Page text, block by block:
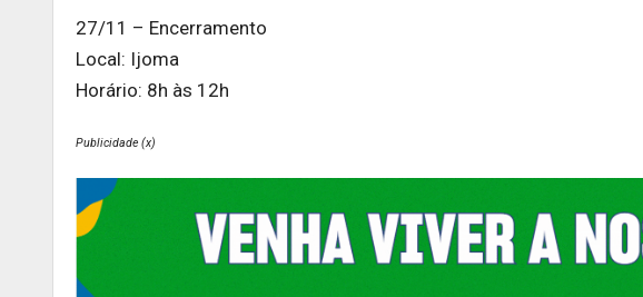
27/11 – Encerramento
Local: Ijoma
Horário: 8h às 12h
Publicidade (x)